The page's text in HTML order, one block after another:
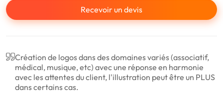
Recevoir un devis
Création de logos dans des domaines variés (associatif,
médical, musique, etc) avec une réponse en harmonie
avec les attentes du client, l'illustration peut être un PLUS
dans certains cas.